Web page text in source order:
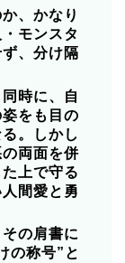
、かなり
モンスタ
、分け隔
時に、自
をも目の
。しかし
両面を併
上で守る
間愛と勇
の肩書に
の称号”と